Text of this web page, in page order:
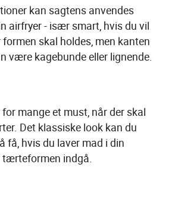
kan sagtens anvendes
airfryer - især smart, hvis du vil
skal holdes, men kanten
være kagebunde eller lignende.
mange et must, når der skal
Det klassiske look kan du
få, hvis du laver mad i din
indgå.